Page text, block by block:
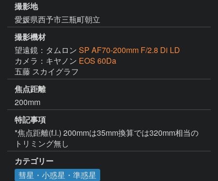
撮影地
愛媛県西予市三瓶町朝立
撮影機材
望遠鏡：タムロン SP AF70-200mm F/2.8 Di LD
カメラ：キヤノン EOS 60Da
五藤 スカイグラフ
焦点距離
200mm
特記事項
*焦点距離(f.l.) 200mmは35mm換算では320mm相当の
トリミング無し
カテゴリー
彗星・小惑星・準惑星